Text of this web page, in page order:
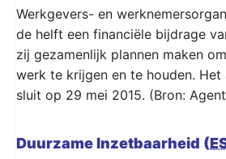
Werkgevers- en
de helft een financiële bijdrage
zij gezamenlijk plannen maken
werk te krijgen en te houden. Het
sluit op 29 mei 2015. (Bron:
Duurzame Inzetbaarheid (